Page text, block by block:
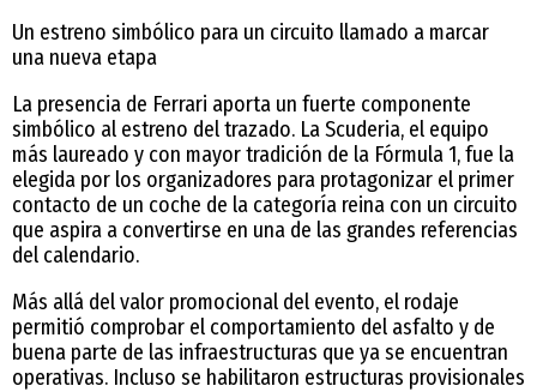
Un estreno simbólico para un circuito llamado a marcar
una nueva etapa
La presencia de Ferrari aporta un fuerte componente
simbólico al estreno del trazado. La Scuderia, el equipo
más laureado y con mayor tradición de la Fórmula 1, fue la
elegida por los organizadores para protagonizar el primer
contacto de un coche de la categoría reina con un circuito
que aspira a convertirse en una de las grandes referencias
del calendario.
Más allá del valor promocional del evento, el rodaje
permitió comprobar el comportamiento del asfalto y de
buena parte de las infraestructuras que ya se encuentran
operativas. Incluso se habilitaron estructuras provisionales